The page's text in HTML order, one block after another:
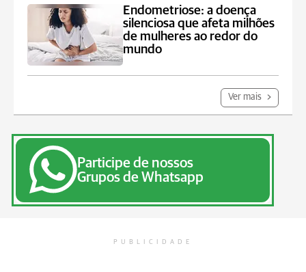
Endometriose: a doença
silenciosa que afeta milhões
de mulheres ao redor do
mundo
Ver mais
Participe de nossos
Grupos de Whatsapp
PUBLICIDADE